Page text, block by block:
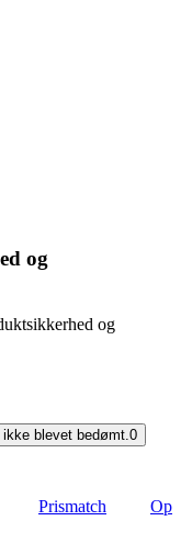
og
og
ikke blevet bedømt.0
Prismatch
Op